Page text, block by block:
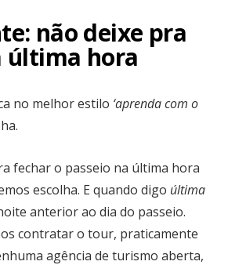
não deixe pra
última hora
no melhor estilo ‘aprenda com o
fechar o passeio na última hora
escolha. E quando digo última
anterior ao dia do passeio.
contratar o tour, praticamente
agência de turismo aberta,